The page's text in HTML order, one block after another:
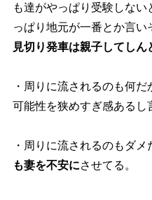
も達がやっぱり受験しな
っぱり地元が一番とか言
見切り発車は親子してしん
・周りに流されるのも何
可能性を狭めすぎ感あるし
・周りに流されるのもダメ
も妻を不安にさせてる。